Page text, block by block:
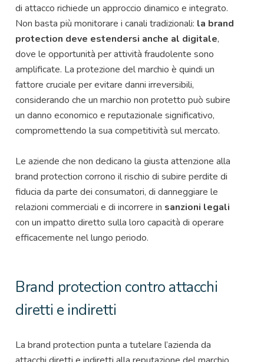
di attacco richiede un approccio dinamico e integrato.
Non basta più monitorare i canali tradizionali: la brand
protection deve estendersi anche al digitale,
dove le opportunità per attività fraudolente sono
amplificate. La protezione del marchio è quindi un
fattore cruciale per evitare danni irreversibili,
considerando che un marchio non protetto può subire
un danno economico e reputazionale significativo,
compromettendo la sua competitività sul mercato.
Le aziende che non dedicano la giusta attenzione alla
brand protection corrono il rischio di subire perdite di
fiducia da parte dei consumatori, di danneggiare le
relazioni commerciali e di incorrere in sanzioni legali
con un impatto diretto sulla loro capacità di operare
efficacemente nel lungo periodo.
Brand protection contro attacchi
diretti e indiretti
La brand protection punta a tutelare l’azienda da